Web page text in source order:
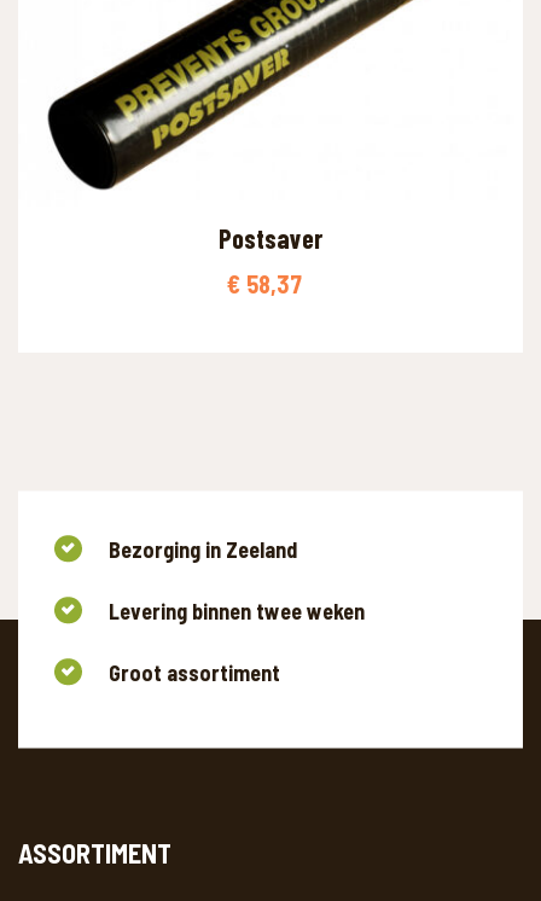
Postsaver
€ 58,37
Bezorging in Zeeland
Levering binnen twee weken
Groot assortiment
ASSORTIMENT